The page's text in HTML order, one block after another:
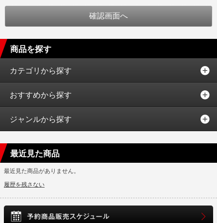
商品を探す
カテゴリから探す
おすすめから探す
ジャンルから探す
最近見た商品
最近見た商品がありません。
履歴を残さない